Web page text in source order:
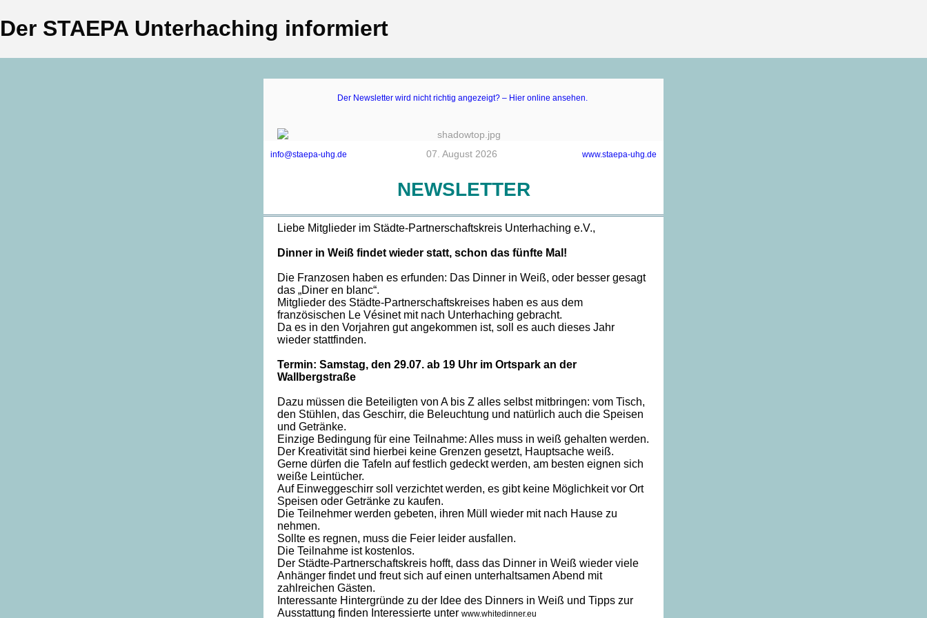
Der STAEPA Unterhaching informiert
Der Newsletter wird nicht richtig angezeigt? – Hier online ansehen.
info@staepa-uhg.de ‍07. August 2026 ‍ ‍www.staepa-uhg.de
NEWSLETTER
Liebe Mitglieder im Städte-Partnerschaftskreis Unterhaching e.V.,
Dinner in Weiß findet wieder statt, schon das fünfte Mal!
Die Franzosen haben es erfunden: Das Dinner in Weiß, oder besser gesagt
das „Diner en blanc“.
Mitglieder des Städte-Partnerschaftskreises haben es aus dem
französischen Le Vésinet mit nach Unterhaching gebracht.
Da es in den Vorjahren gut angekommen ist, soll es auch dieses Jahr
wieder stattfinden.
Termin: Samstag, den 29.07. ab 19 Uhr im Ortspark an der
Wallbergstraße
Dazu müssen die Beteiligten von A bis Z alles selbst mitbringen: vom Tisch,
den Stühlen, das Geschirr, die Beleuchtung und natürlich auch die Speisen
und Getränke.
Einzige Bedingung für eine Teilnahme: Alles muss in weiß gehalten werden.
Der Kreativität sind hierbei keine Grenzen gesetzt, Hauptsache weiß.
Gerne dürfen die Tafeln auf festlich gedeckt werden, am besten eignen sich
weiße Leintücher.
Auf Einweggeschirr soll verzichtet werden, es gibt keine Möglichkeit vor Ort
Speisen oder Getränke zu kaufen.
Die Teilnehmer werden gebeten, ihren Müll wieder mit nach Hause zu
nehmen.
Sollte es regnen, muss die Feier leider ausfallen.
Die Teilnahme ist kostenlos.
Der Städte-Partnerschaftskreis hofft, dass das Dinner in Weiß wieder viele
Anhänger findet und freut sich auf einen unterhaltsamen Abend mit
zahlreichen Gästen.
Interessante Hintergründe zu der Idee des Dinners in Weiß und Tipps zur
Ausstattung finden Interessierte unter www.whitedinner.eu